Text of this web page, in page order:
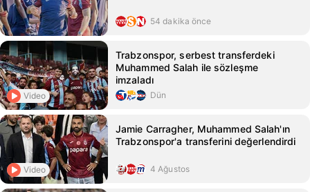
54 dakika önce
Video
Trabzonspor, serbest transferdeki
Muhammed Salah ile sözleşme
imzaladı
Dün
Video
Jamie Carragher, Muhammed Salah'ın
Trabzonspor'a transferini değerlendirdi
4 Ağustos